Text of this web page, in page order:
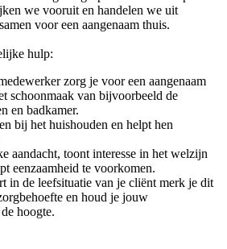
we vooruit en handelen we uit
voor een aangenaam thuis.
hulp:
zorg je voor een aangenaam
schoonmaak van bijvoorbeeld de
en badkamer.
bij het huishouden en helpt hen
aandacht, toont interesse in het welzijn
eenzaamheid te voorkomen.
in de leefsituatie van je cliënt merk je dit
en houd je jouw
hoogte.